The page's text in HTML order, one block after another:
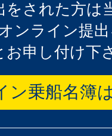
された方は
ンライン提
お申し付け下
ン乗船名簿